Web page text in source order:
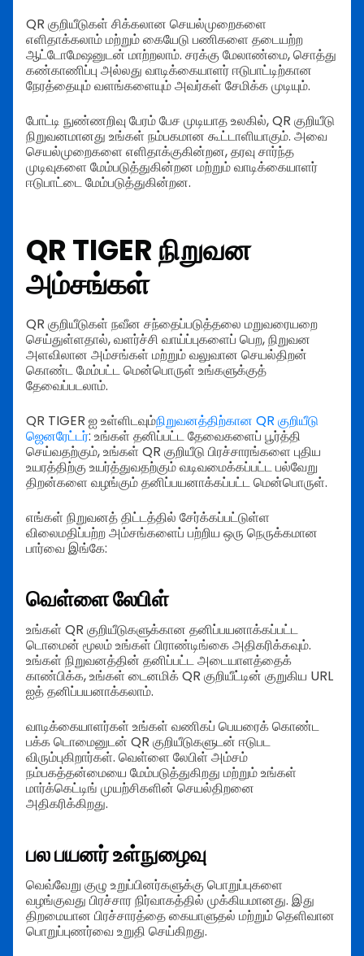
QR குறியீடுகள் சிக்கலான செயல்முறைகளை
எளிதாக்கலாம் மற்றும் கையேடு பணிகளை தடையற்ற
ஆட்டோமேஷனுடன் மாற்றலாம். சரக்கு மேலாண்மை, சொத்து
கண்காணிப்பு அல்லது வாடிக்கையாளர் ஈடுபாட்டிற்கான
நேரத்தையும் வளங்களையும் அவர்கள் சேமிக்க முடியும்.
போட்டி நுண்ணறிவு பேரம் பேச முடியாத உலகில், QR குறியீடு
நிறுவனமானது உங்கள் நம்பகமான கூட்டாளியாகும். அவை
செயல்முறைகளை எளிதாக்குகின்றன, தரவு சார்ந்த
முடிவுகளை மேம்படுத்துகின்றன மற்றும் வாடிக்கையாளர்
ஈடுபாட்டை மேம்படுத்துகின்றன.
QR TIGER நிறுவன
அம்சங்கள்
QR குறியீடுகள் நவீன சந்தைப்படுத்தலை மறுவரையறை
செய்துள்ளதால், வளர்ச்சி வாய்ப்புகளைப் பெற, நிறுவன
அளவிலான அம்சங்கள் மற்றும் வலுவான செயல்திறன்
கொண்ட மேம்பட்ட மென்பொருள் உங்களுக்குத்
தேவைப்படலாம்.
QR TIGER ஐ உள்ளிடவும்நிறுவனத்திற்கான QR குறியீடு
ஜெனரேட்டர்: உங்கள் தனிப்பட்ட தேவைகளைப் பூர்த்தி
செய்வதற்கும், உங்கள் QR குறியீடு பிரச்சாரங்களை புதிய
உயரத்திற்கு உயர்த்துவதற்கும் வடிவமைக்கப்பட்ட பல்வேறு
திறன்களை வழங்கும் தனிப்பயனாக்கப்பட்ட மென்பொருள்.
எங்கள் நிறுவனத் திட்டத்தில் சேர்க்கப்பட்டுள்ள
விலைமதிப்பற்ற அம்சங்களைப் பற்றிய ஒரு நெருக்கமான
பார்வை இங்கே:
வெள்ளை லேபிள்
உங்கள் QR குறியீடுகளுக்கான தனிப்பயனாக்கப்பட்ட
டொமைன் மூலம் உங்கள் பிராண்டிங்கை அதிகரிக்கவும்.
உங்கள் நிறுவனத்தின் தனிப்பட்ட அடையாளத்தைக்
காண்பிக்க, உங்கள் டைனமிக் QR குறியீட்டின் குறுகிய URL
ஐத் தனிப்பயனாக்கலாம்.
வாடிக்கையாளர்கள் உங்கள் வணிகப் பெயரைக் கொண்ட
பக்க டொமைனுடன் QR குறியீடுகளுடன் ஈடுபட
விரும்புகிறார்கள். வெள்ளை லேபிள் அம்சம்
நம்பகத்தன்மையை மேம்படுத்துகிறது மற்றும் உங்கள்
மார்க்கெட்டிங் முயற்சிகளின் செயல்திறனை
அதிகரிக்கிறது.
பல பயனர் உள்நுழைவு
வெவ்வேறு குழு உறுப்பினர்களுக்கு பொறுப்புகளை
வழங்குவது பிரச்சார நிர்வாகத்தில் முக்கியமானது. இது
திறமையான பிரச்சாரத்தை கையாளுதல் மற்றும் தெளிவான
பொறுப்புணர்வை உறுதி செய்கிறது.